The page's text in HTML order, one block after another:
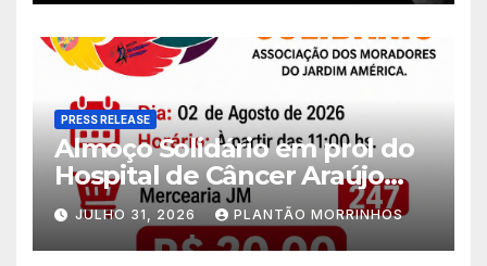
PRESS RELEASE
Almoço Solidário em prol do
Hospital de Câncer Araújo
Jorge é realizado no Jardim
América
JULHO 31, 2026 PLANTÃO MORRINHOS